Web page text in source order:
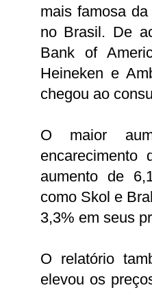
mais famosa
no Brasil. De
Bank of
Heineken e
chegou ao
O maior
aumento de
como Skol e
3,3% em seus
O relatório
elevou os